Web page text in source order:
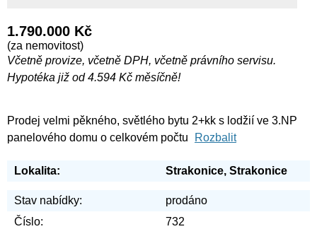
1.790.000 Kč
(za nemovitost)
Včetně provize, včetně DPH, včetně právního servisu.
Hypotéka již od 4.594 Kč měsíčně!
Prodej velmi pěkného, světlého bytu 2+kk s lodžií ve 3.NP
panelového domu o celkovém počtu
Rozbalit
Lokalita: Strakonice, Strakonice
Stav nabídky:
prodáno
Číslo:
732